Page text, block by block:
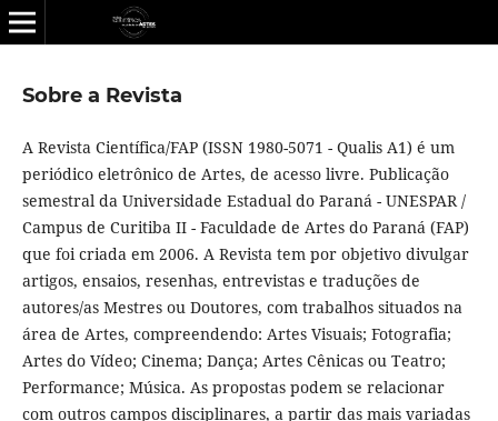
Sobre a Revista
A Revista Cientí­fica/FAP (ISSN 1980-5071 - Qualis A1) é um
periódico eletrônico de Artes, de acesso livre. Publicação
semestral da Universidade Estadual do Paraná - UNESPAR /
Campus de Curitiba II - Faculdade de Artes do Paraná (FAP)
que foi criada em 2006. A Revista tem por objetivo divulgar
artigos, ensaios, resenhas, entrevistas e traduções de
autores/as Mestres ou Doutores, com trabalhos situados na
área de Artes, compreendendo: Artes Visuais; Fotografia;
Artes do Ví­deo; Cinema; Dança; Artes Cênicas ou Teatro;
Performance; Música. As propostas podem se relacionar
com outros campos disciplinares, a partir das mais variadas